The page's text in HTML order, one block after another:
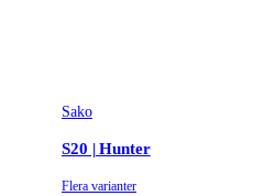
Sako
S20 | Hunter
Flera varianter